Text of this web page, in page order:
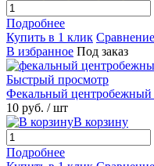
Подробнее
Купить в 1 клик Сравнение
В избранное Под заказ
Быстрый просмотр
Фекальный
10 руб. / шт
В корзину
Подробнее